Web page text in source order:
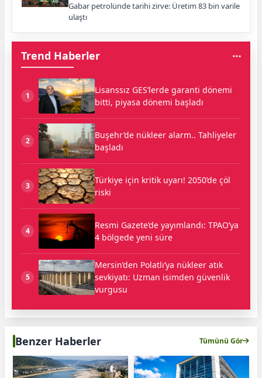
Gabar petrolünde tarihi zirve: Üretim 83 bin varile
ulaştı
Trend Haberler
1
Lisanssız GES’lerde garanti dönemi
bitti, piyasa dönemi başladı
2
Buşehr’de nükleer alarm.. Tahliyeler
başladı
3
Türkiye için kritik uyarı! 2050’de çöl
riski
4
Resmi Gazete’de yayımlandı: TPAO’ya
4 bölgede yeni süre
5
Mersin’den Polatlı’ya nükleer atık
sevkiyatı: Uzman isimden güvenlik
vurgusu
Benzer Haberler Tümünü Gör